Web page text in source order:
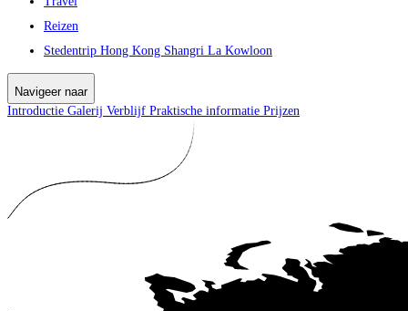
Reizen
Stedentrip Hong Kong Shangri La Kowloon
Navigeer naar
Introductie Galerij Verblijf Praktische informatie Prijzen